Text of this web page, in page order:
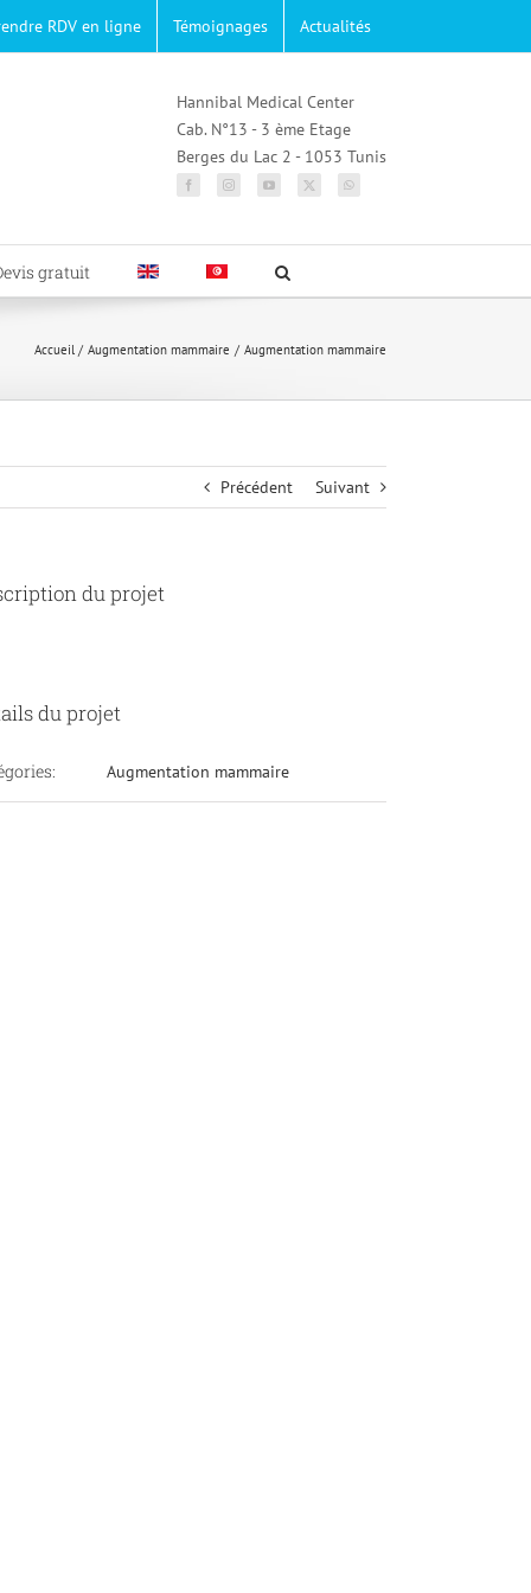
RDV en ligne Témoignages Actualités
Hannibal Medical Center
Cab. N°13 - 3 ème Etage
Berges du Lac 2 - 1053 Tunis
gratuit
Accueil Augmentation mammaire Augmentation mammaire
Précédent Suivant
du projet
du projet
Augmentation mammaire